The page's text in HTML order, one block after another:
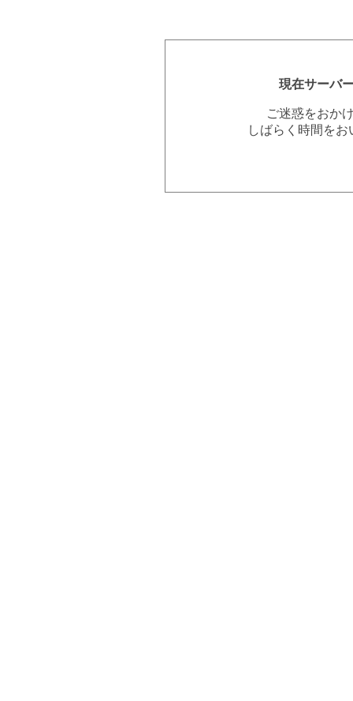
現在サーバ
ご迷惑をおか
しばらく時間を